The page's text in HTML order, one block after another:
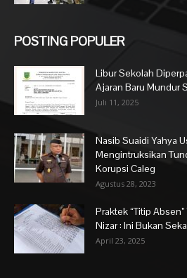
POSTING POPULER
Libur Sekolah
Ajaran Baru Mundur
Juli 11, 2025
Nasib Suaidi Yahya
Mengintruksikan
Korupsi Caleg
Agustus 28, 2023
Praktek “Titip
Nizar : Ini Bukan
April 23, 2025